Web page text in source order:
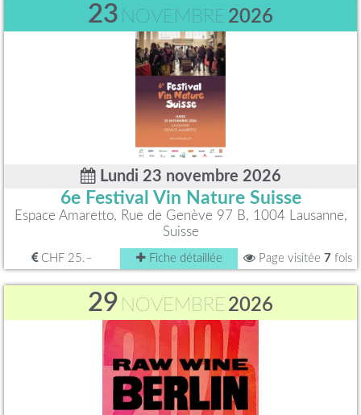
23 NOVEMBRE 2026
Lundi 23 novembre 2026
6e Festival Vin Nature Suisse
Espace Amaretto, Rue de Genève 97 B, 1004 Lausanne,
Suisse
CHF 25.– Fiche détaillée Page visitée 7 fois
29 NOVEMBRE 2026